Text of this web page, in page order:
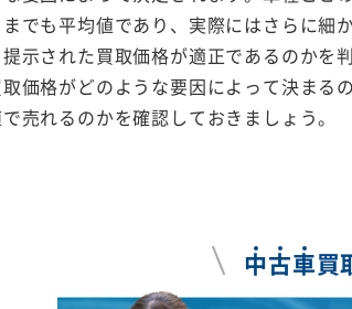
でも平均値であり、実際にはさらに細
示された買取価格が適正であるのかを
価格がどのような要因によって決まる
売れるのかを確認しておきましょう。
中古車買